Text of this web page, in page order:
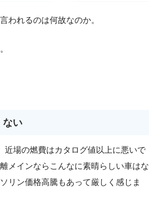
われるのは何故なのか。
ない
近場の燃費はカタログ値以上に悪いで
メインならこんなに素晴らしい車はな
リン価格高騰もあって厳しく感じま